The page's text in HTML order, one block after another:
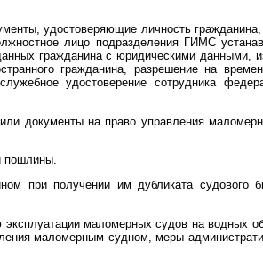
удостоверяющие личность гражданина,
лицо подразделения ГИМС
гражданина с юридическими
гражданина, разрешение на
удостоверение сотрудника
документы на право управления
пошлины.
при получении им дубликата судового
маломерных судов на водных
маломерным судном, меры